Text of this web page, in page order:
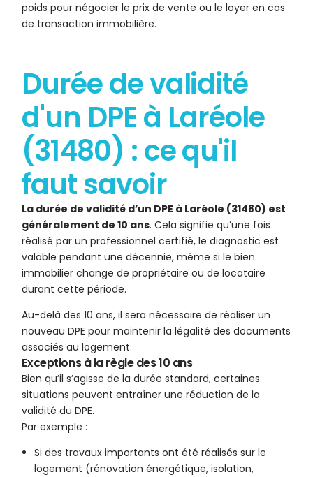
poids pour négocier le prix de vente ou le loyer en cas
de transaction immobilière.
Durée de validité
d'un DPE à Laréole
(31480) : ce qu'il
faut savoir
La durée de validité d’un DPE à Laréole (31480) est
généralement de 10 ans. Cela signifie qu’une fois
réalisé par un professionnel certifié, le diagnostic est
valable pendant une décennie, même si le bien
immobilier change de propriétaire ou de locataire
durant cette période.
Au-delà des 10 ans, il sera nécessaire de réaliser un
nouveau DPE pour maintenir la légalité des documents
associés au logement.
Exceptions à la règle des 10 ans
Bien qu’il s’agisse de la durée standard, certaines
situations peuvent entraîner une réduction de la
validité du DPE.
Par exemple :
Si des travaux importants ont été réalisés sur le
logement (rénovation énergétique, isolation,